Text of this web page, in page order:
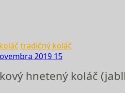
tradičný koláč
2019 15
hnetený koláč